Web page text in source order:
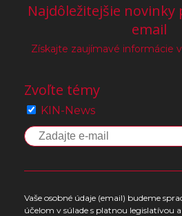
Najdôležitejšie novinky
email
Získajte zaujímavé informácie
Zvoľte témy
KIN-News
Vaše osobné údaje (email) budeme
účelom v súlade s platnou legislatívou